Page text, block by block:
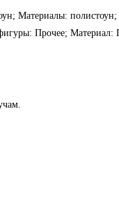
Материалы:
Прочее; Материал: